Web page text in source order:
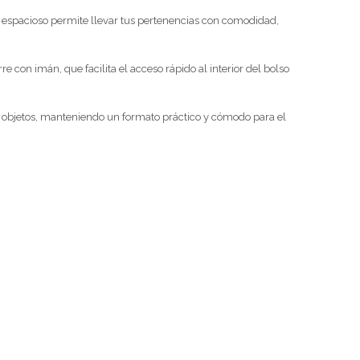
permite llevar tus pertenencias con comodidad,
con imán, que facilita el acceso rápido al interior del bolso
manteniendo un formato práctico y cómodo para el